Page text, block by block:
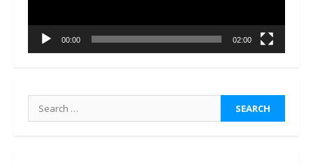
00:00 02:00
Search
for: